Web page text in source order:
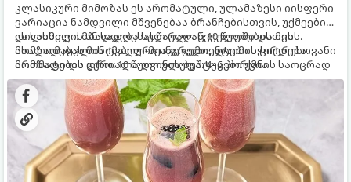
კლასიკური მიმოზას ეს არომატული, ულამაზესი იისფერი
ვარიაცია ნამდვილი მშვენებაა ბრანჩებისთვის, უქმეების
დილისთვის ან სადღესასწაულო წვეულებებისთვის.
ახალი მაყვლის ტკბილ-მჟავე გემო, ლაიმის ციტრუსოვანი
არომატი და ცქრიალა ღვინის ბუშტუკები ქმნის საოცრად
დახვეწილ და მაგრილებელ კოქტეილს.
ეს სასმელი მზადდება სულ რაღაც 10 წუთში და მის
მომზადებას მინიმალური ინგრედიენტები სჭირდება.
მომზადების დრო: 10 წუთი ულუფა: 4–6 პორცია